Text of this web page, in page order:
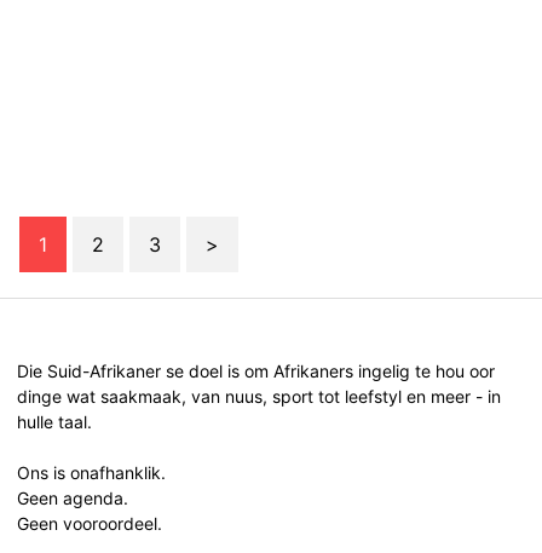
1 2 3 >
Die Suid-Afrikaner se doel is om Afrikaners ingelig te hou oor
dinge wat saakmaak, van nuus, sport tot leefstyl en meer - in
hulle taal.
Ons is onafhanklik.
Geen agenda.
Geen vooroordeel.